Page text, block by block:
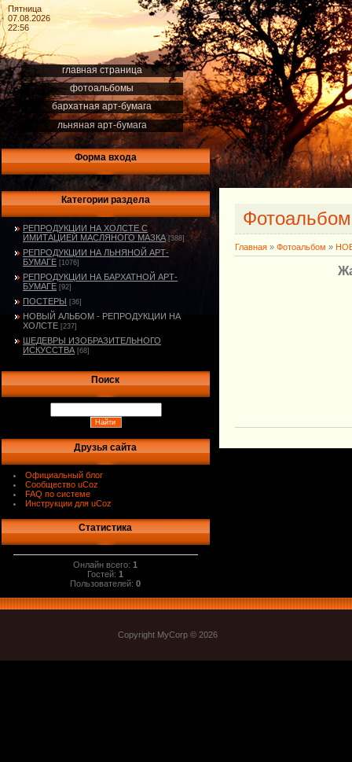
Пятница
07.08.2026
22:56
главная страница
фотоальбомы
бархатная арт-бумага
льняная арт-бумага
Форма входа
Категории раздела
РЕПРОДУКЦИИ НА ХОЛСТЕ С
ИМИТАЦИЕЙ МАСЛЯНОГО МАЗКА [388]
РЕПРОДУКЦИИ НА ЛЬНЯНОЙ АРТ-
БУМАГЕ [1076]
РЕПРОДУКЦИИ НА БАРХАТНОЙ АРТ-
БУМАГЕ [92]
ПОСТЕРЫ [36]
НОВЫЙ АЛЬБОМ - РЕПРОДУКЦИИ НА
ХОЛСТЕ [237]
ШЕДЕВРЫ ИЗОБРАЗИТЕЛЬНОГО
ИСКУССТВА [68]
Поиск
Друзья сайта
Официальный блог
Сообщество uCoz
FAQ по системе
Инструкции для uCoz
Статистика
Онлайн всего:1
Гостей:1
Пользователей:0
Главная » Фотоальбом »
Copyright MyCorp © 2026